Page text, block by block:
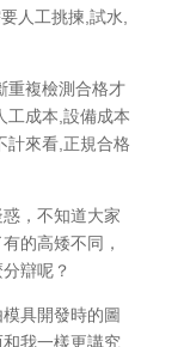
人工挑揀,試水,
重複檢測合格才
工成本,設備成本
計來看,正規合格
，不知道大家
的高矮不同，
辯呢？
具開發時的圖
我一樣更講究